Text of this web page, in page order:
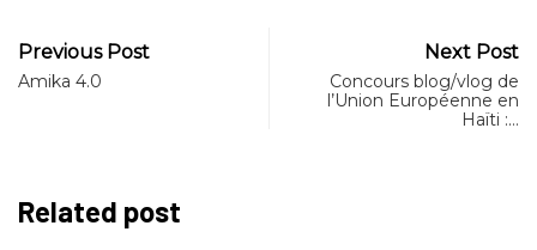
Previous Post
Amika 4.0
Next Post
Concours blog/vlog de
l’Union Européenne en
Haïti :…
Related post